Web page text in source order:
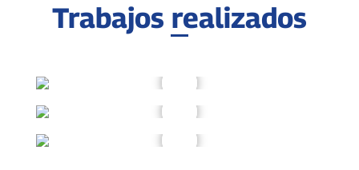
Trabajos realizados